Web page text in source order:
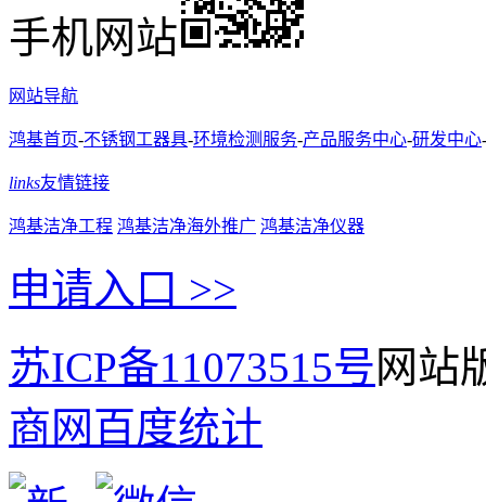
手机网站
网站导航
鸿基首页-不锈钢工器具-环境检测服务-产品服务中心-研发中心-
links友情链接
鸿基洁净工程 鸿基洁净海外推广 鸿基洁净仪器
申请入口 >>
苏ICP备11073515号网站
商网百度统计